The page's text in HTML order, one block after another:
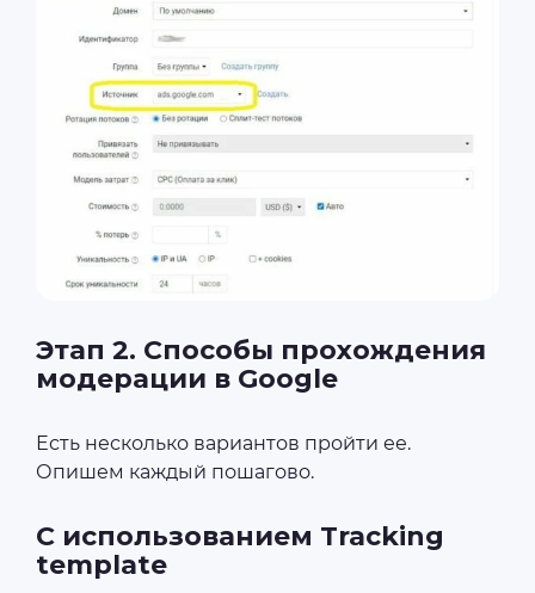
Этап 2. Способы прохождения
модерации в Google
Есть несколько вариантов пройти ее.
Опишем каждый пошагово.
С использованием Tracking
template